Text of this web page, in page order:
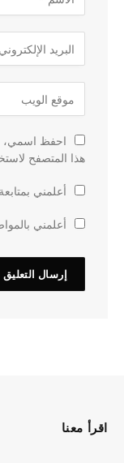
احفظ اسمي،
هذا المتصفح
أعلمني
أعلمني
اقرأ معنا